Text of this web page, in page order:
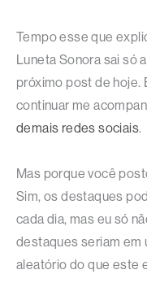
Tempo esse que
Luneta Sonora sai só
próximo post de hoje.
continuar me
demais redes sociais.
Mas porque você
Sim, os destaques
cada dia, mas eu só
destaques seriam em
aleatório do que este